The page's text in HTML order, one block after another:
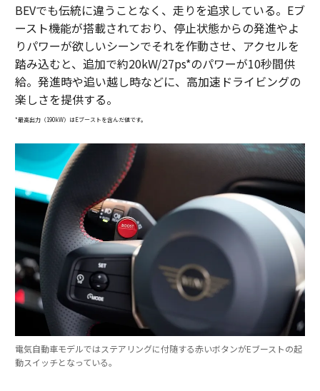
BEVでも伝統に違うことなく、走りを追求している。Eブ
ースト機能が搭載されており、停止状態からの発進やよ
りパワーが欲しいシーンでそれを作動させ、アクセルを
踏み込むと、追加で約20kW/27ps*のパワーが10秒間供
給。発進時や追い越し時などに、高加速ドライビングの
楽しさを提供する。
*最高出力（190kW）はEブーストを含んだ値です。
電気自動車モデルではステアリングに付随する赤いボタンがEブーストの起
動スイッチとなっている。